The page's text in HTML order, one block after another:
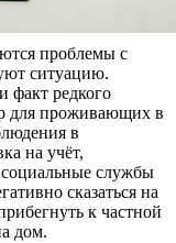
проблемы с
ситуацию.
факт редкого
для проживающих в
в
на учёт,
службы
сказаться на
к частной
дом.